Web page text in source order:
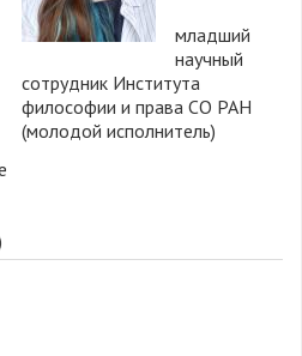
младший
научный
сотрудник Института
философии и права СО РАН
(молодой исполнитель)